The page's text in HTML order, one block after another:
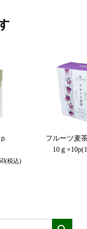
(税込)
フルーツ麦
10ｇ